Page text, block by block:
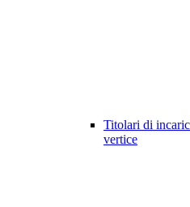
Titolari di
vertice